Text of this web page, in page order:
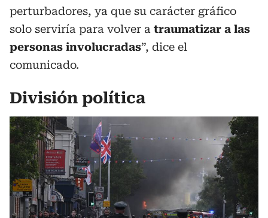
perturbadores, ya que su carácter gráfico
solo serviría para volver a traumatizar a las
personas involucradas”, dice el
comunicado.
División política